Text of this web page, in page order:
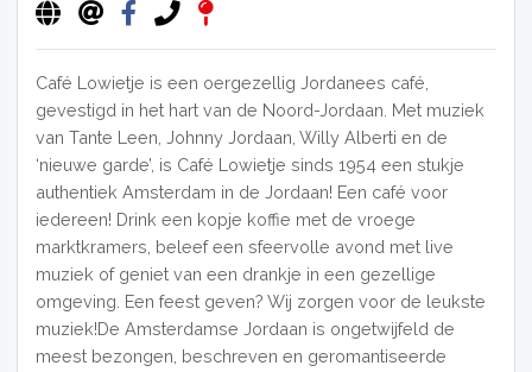
Café Lowietje is een oergezellig Jordanees café,
gevestigd in het hart van de Noord-Jordaan. Met muziek
van Tante Leen, Johnny Jordaan, Willy Alberti en de
‘nieuwe garde’, is Café Lowietje sinds 1954 een stukje
authentiek Amsterdam in de Jordaan! Een café voor
iedereen! Drink een kopje koffie met de vroege
marktkramers, beleef een sfeervolle avond met live
muziek of geniet van een drankje in een gezellige
omgeving. Een feest geven? Wij zorgen voor de leukste
muziek!De Amsterdamse Jordaan is ongetwijfeld de
meest bezongen, beschreven en geromantiseerde